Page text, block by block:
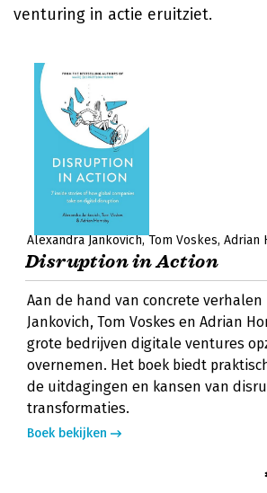
venturing in actie eruitziet.
Alexandra Jankovich Tom Voskes Adrian
Disruption in Action
Aan de hand van concrete
Jankovich, Tom Voskes en Adrian
grote bedrijven digitale ventures
overnemen. Het boek biedt
de uitdagingen en kansen van
transformaties.
Boek bekijken